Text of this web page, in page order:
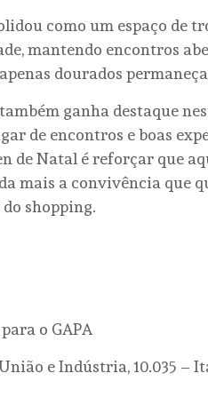
como um espaço de
mantendo encontros
dourados
ganha destaque
de encontros e boas
de Natal é reforçar que
mais a convivência que
shopping.
o GAPA
e Indústria, 10.035 –